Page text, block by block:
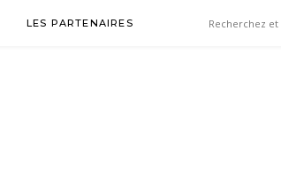
LES PARTENAIRES